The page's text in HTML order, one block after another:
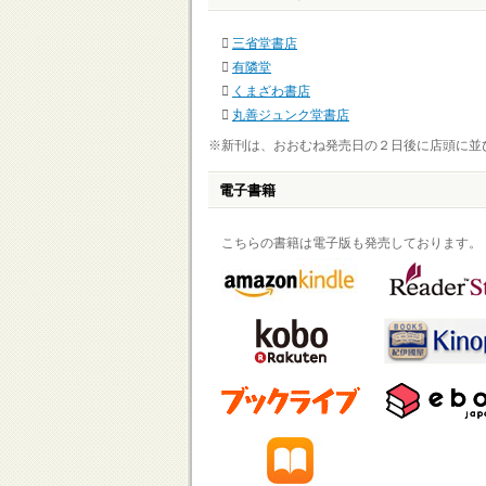
三省堂書店
有隣堂
くまざわ書店
丸善ジュンク堂書店
※新刊は、おおむね発売日の２日後に店頭に並
電子書籍
こちらの書籍は電子版も発売しております。